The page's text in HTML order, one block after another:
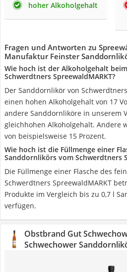
hoher Alkoholgehalt
Fragen und Antworten zu
Manufaktur Feinster
Wie hoch ist der Alkoholgehalt
Schwerdtners SpreewaldMARKT?
Der Sanddornlikör von
einen hohen Alkoholgehalt von 17
andere Sanddornliköre in unserem
gleichhohen Alkoholgehalt. Andere
von beispielsweise 15 Prozent.
Wie hoch ist die Füllmenge einer
Sanddornlikörs vom Schwerdtners
Die Füllmenge einer Flasche des
Schwerdtners SpreewaldMARKT
Produkte im Vergleich bis zu 0,7 l
verfügen.
Obstbrand Gut
Schwechower